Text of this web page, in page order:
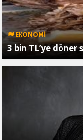
EKONOMİ
3 bin TL’ye